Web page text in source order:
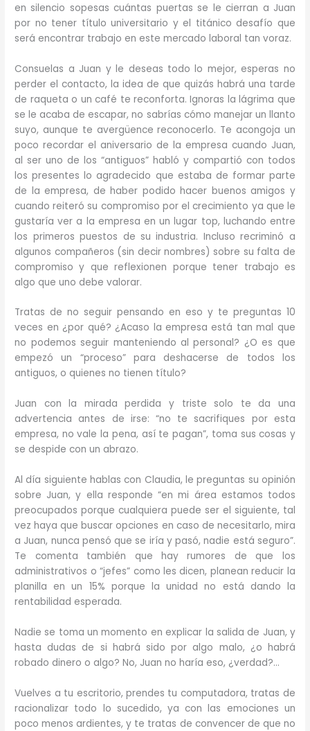
en silencio sopesas cuántas puertas se le cierran a Juan
por no tener título universitario y el titánico desafío que
será encontrar trabajo en este mercado laboral tan voraz.
Consuelas a Juan y le deseas todo lo mejor, esperas no
perder el contacto, la idea de que quizás habrá una tarde
de raqueta o un café te reconforta. Ignoras la lágrima que
se le acaba de escapar, no sabrías cómo manejar un llanto
suyo, aunque te avergüence reconocerlo. Te acongoja un
poco recordar el aniversario de la empresa cuando Juan,
al ser uno de los “antiguos” habló y compartió con todos
los presentes lo agradecido que estaba de formar parte
de la empresa, de haber podido hacer buenos amigos y
cuando reiteró su compromiso por el crecimiento ya que le
gustaría ver a la empresa en un lugar top, luchando entre
los primeros puestos de su industria. Incluso recriminó a
algunos compañeros (sin decir nombres) sobre su falta de
compromiso y que reflexionen porque tener trabajo es
algo que uno debe valorar.
Tratas de no seguir pensando en eso y te preguntas 10
veces en ¿por qué? ¿Acaso la empresa está tan mal que
no podemos seguir manteniendo al personal? ¿O es que
empezó un “proceso” para deshacerse de todos los
antiguos, o quienes no tienen título?
Juan con la mirada perdida y triste solo te da una
advertencia antes de irse: “no te sacrifiques por esta
empresa, no vale la pena, así te pagan”, toma sus cosas y
se despide con un abrazo.
Al día siguiente hablas con Claudia, le preguntas su opinión
sobre Juan, y ella responde “en mi área estamos todos
preocupados porque cualquiera puede ser el siguiente, tal
vez haya que buscar opciones en caso de necesitarlo, mira
a Juan, nunca pensó que se iría y pasó, nadie está seguro”.
Te comenta también que hay rumores de que los
administrativos o “jefes” como les dicen, planean reducir la
planilla en un 15% porque la unidad no está dando la
rentabilidad esperada.
Nadie se toma un momento en explicar la salida de Juan, y
hasta dudas de si habrá sido por algo malo, ¿o habrá
robado dinero o algo? No, Juan no haría eso, ¿verdad?…
Vuelves a tu escritorio, prendes tu computadora, tratas de
racionalizar todo lo sucedido, ya con las emociones un
poco menos ardientes, y te tratas de convencer de que no